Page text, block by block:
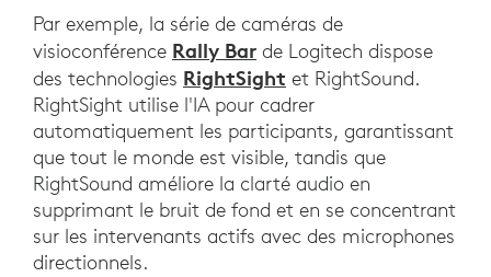
Par exemple, la série de caméras de
visioconférence Rally Bar de Logitech dispose
des technologies RightSight et RightSound.
RightSight utilise l'IA pour cadrer
automatiquement les participants, garantissant
que tout le monde est visible, tandis que
RightSound améliore la clarté audio en
supprimant le bruit de fond et en se concentrant
sur les intervenants actifs avec des microphones
directionnels.